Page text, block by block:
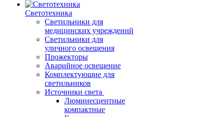
Светотехника
Светильники для
медицинских учреждений
Светильники для
уличного освещения
Прожекторы
Аварийное освещение
Комплектующие для
светильников
Источники света
Люминесцентные
компактные